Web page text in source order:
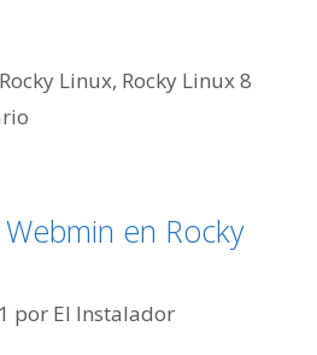
Rocky Linux, Rocky Linux 8
en Rocky
por El Instalador